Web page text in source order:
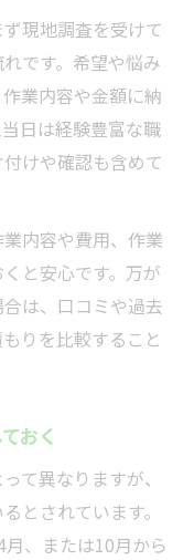
方を解説
の技術力の違い
方法を知ろう
を事前に把握
ービス
いを比較
変動の理由
さごとの相場感
期の選び方
に注意しよう
の選び方
定作業を解説
者の費用比較
な剪定業者とは
現地調査を受けて
です。希望や悩み
業内容や金額に納
日は経験豊富な職
けや確認も含めて
内容や費用、作業
と安心です。万が
は、口コミや過去
りを比較すること
おく
て異なりますが、
とされています。
、または10月から